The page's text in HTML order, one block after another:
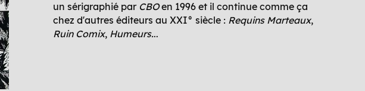
un sérigraphié par CBOen 1996 et il continue comme ça
chez d'autres éditeurs au XXI° siècle : Requins Marteaux,
Ruin Comix, Humeurs...